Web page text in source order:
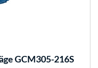
GCM305-216S